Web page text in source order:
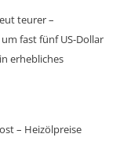
teurer –
fast fünf US-Dollar
erhebliches
– Heizölpreise